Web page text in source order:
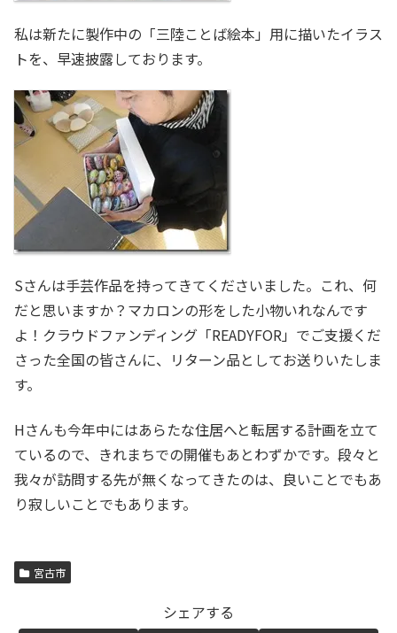
私は新たに製作中の「三陸ことば絵本」用に描いたイラス
トを、早速披露しております。
Sさんは手芸作品を持ってきてくださいました。これ、何
だと思いますか？マカロンの形をした小物いれなんです
よ！クラウドファンディング「READYFOR」でご支援くだ
さった全国の皆さんに、リターン品としてお送りいたしま
す。
Hさんも今年中にはあらたな住居へと転居する計画を立て
ているので、きれまちでの開催もあとわずかです。段々と
我々が訪問する先が無くなってきたのは、良いことでもあ
り寂しいことでもあります。
宮古市
シェアする